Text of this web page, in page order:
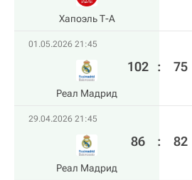
Хапоэль Т-А
01.05.2026 21:45
Реал Мадрид
102 : 75
29.04.2026 21:45
Реал Мадрид
86 : 82